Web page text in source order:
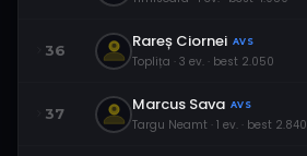
36 Rareș Ciornei AVS
Toplița · 3 ev. · best 2.050
37 Marcus Sava AVS
Targu Neamt · 1 ev. · best 2.840